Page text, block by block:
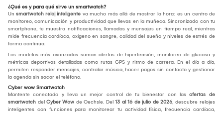
¿Qué es y para qué sirve un smartwatch?
Un smartwatch reloj inteligente va mucho más allá de mostrar la hora: es un centro de
monitoreo, comunicación y productividad que llevas en la muñeca. Sincronizado con tu
smartphone, te muestra notificaciones, llamadas y mensajes en tiempo real, mientras
mide frecuencia cardíaca, oxígeno en sangre, calidad del sueño y niveles de estrés de
forma continua.
Los modelos más avanzados suman alertas de hipertensión, monitoreo de glucosa y
métricas deportivas detalladas como rutas GPS y ritmo de carrera. En el día a día,
permiten responder mensajes, controlar música, hacer pagos sin contacto y gestionar
la agenda sin sacar el teléfono.
Cyber wow Smartwatch
Mantente conectado y lleva un mejor control de tu bienestar con las ofertas de
smartwatch del Cyber Wow de Oechsle. Del 13 al 16 de julio de 2026, descubre relojes
inteligentes con funciones para monitorear tu actividad física, frecuencia cardíaca,